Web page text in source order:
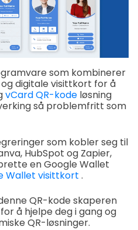
som kombinerer
digitale visittkort for å
vCard QR-kode løsning
så problemfritt som
som kobler seg til
HubSpot og Zapier,
en Google Wallet
Wallet visittkort .
QR-kode skaperen
å hjelpe deg i gang og
QR-løsninger.